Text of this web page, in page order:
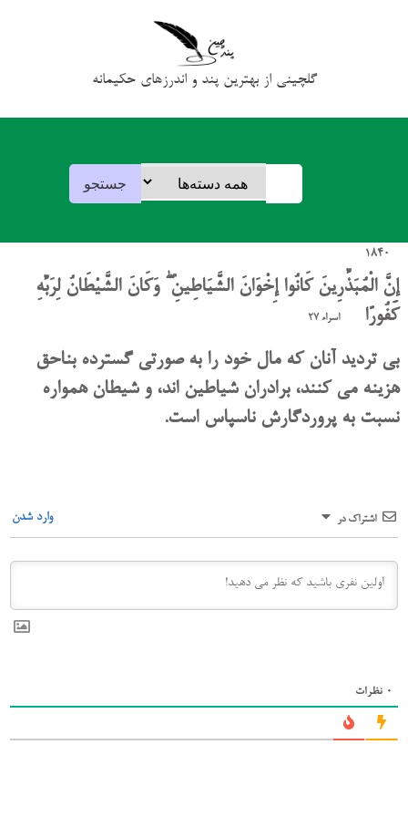
گلچینی از بهترین پند و اندرزهای حکیمانه
1840
إِنَّ الْمُبَذِّرِينَ كَانُوا إِخْوَانَ الشَّيَاطِينِ ۖ وَكَانَ الشَّيْطَانُ لِرَبِّهِ
كَفُورًا
اسراء 27
بی تردید آنان که مال خود را به صورتی گسترده بناحق
هزینه می کنند، برادران شیاطین اند، و شیطان همواره
نسبت به پروردگارش ناسپاس است.
اشتراک در وارد شدن
0 نظرات